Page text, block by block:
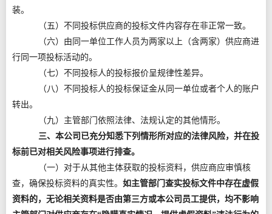
装。
（五）不同投标供应商的投标文件内容存在非正常一致。
（六）由同一单位工作人员为两家以上（含两家）供应商进
行同一项投标活动的。
（七）不同投标人的投标报价呈规律性差异。
（八）不同投标人的投标保证金从同一单位或者个人的账户
转出。
（九）主管部门依照法律、法规认定的其他情形。
三、本公司已充分知悉下列情形所对应的法律风险，并在投
标前已对相关风险事项进行排查。
（一）对于从其他主体获取的投标资料，供应商应审慎核
查，确保投标资料的真实性。 如主管部门查实投标文件中存在虚假
资料的，无论相关资料是否由第三方或本公司员工提供，均不影响